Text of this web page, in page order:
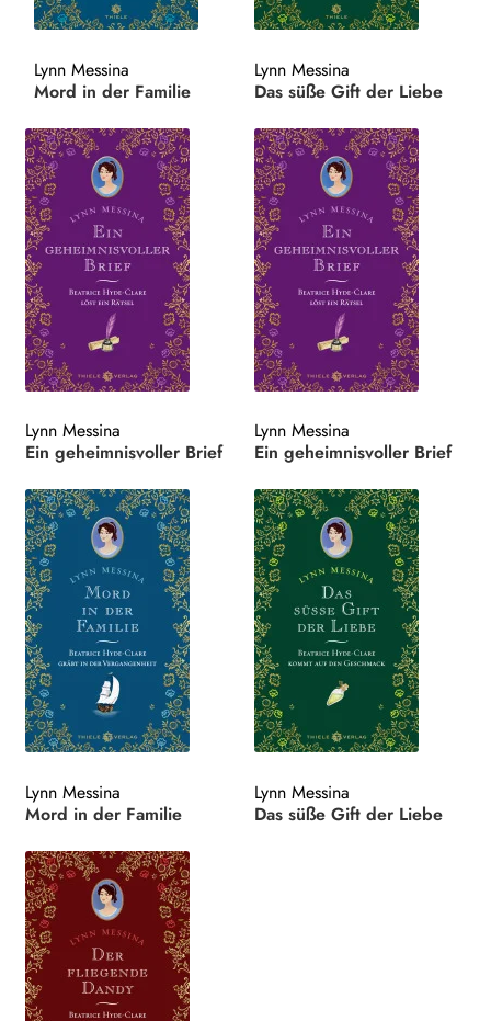
Search:
Lynn Messina
Mord in der Familie
Lynn Messina
Das süße Gift der Liebe
Lynn Messina
Ein geheimnisvoller Brief
Lynn Messina
Ein geheimnisvoller Brief
Lynn Messina
Mord in der Familie
Lynn Messina
Das süße Gift der Liebe